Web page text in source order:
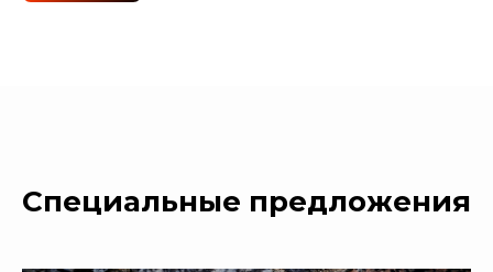
Специальные предложения